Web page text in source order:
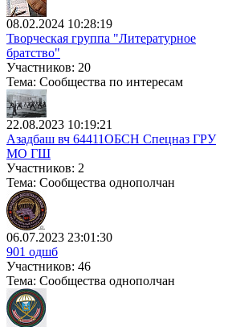
08.02.2024 10:28:19
Творческая группа "Литературное
братство"
Участников: 20
Тема: Сообщества по интересам
22.08.2023 10:19:21
Азадбаш вч 64411ОБСН Спецназ ГРУ
МО ГШ
Участников: 2
Тема: Сообщества однополчан
06.07.2023 23:01:30
901 одшб
Участников: 46
Тема: Сообщества однополчан